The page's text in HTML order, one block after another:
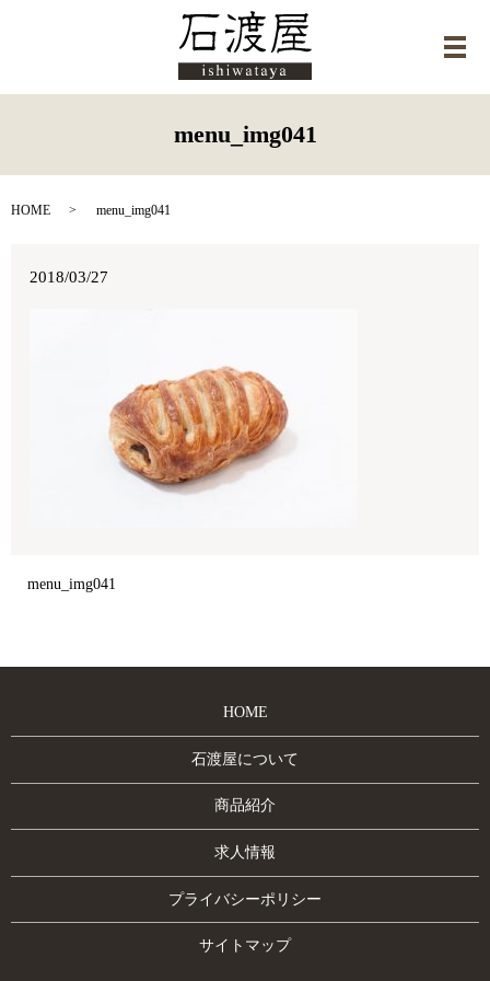
メ
menu_img041
HOME menu_img041
2018/03/27
menu_img041
HOME
石渡屋について
商品紹介
求人情報
プライバシーポリシー
サイトマップ